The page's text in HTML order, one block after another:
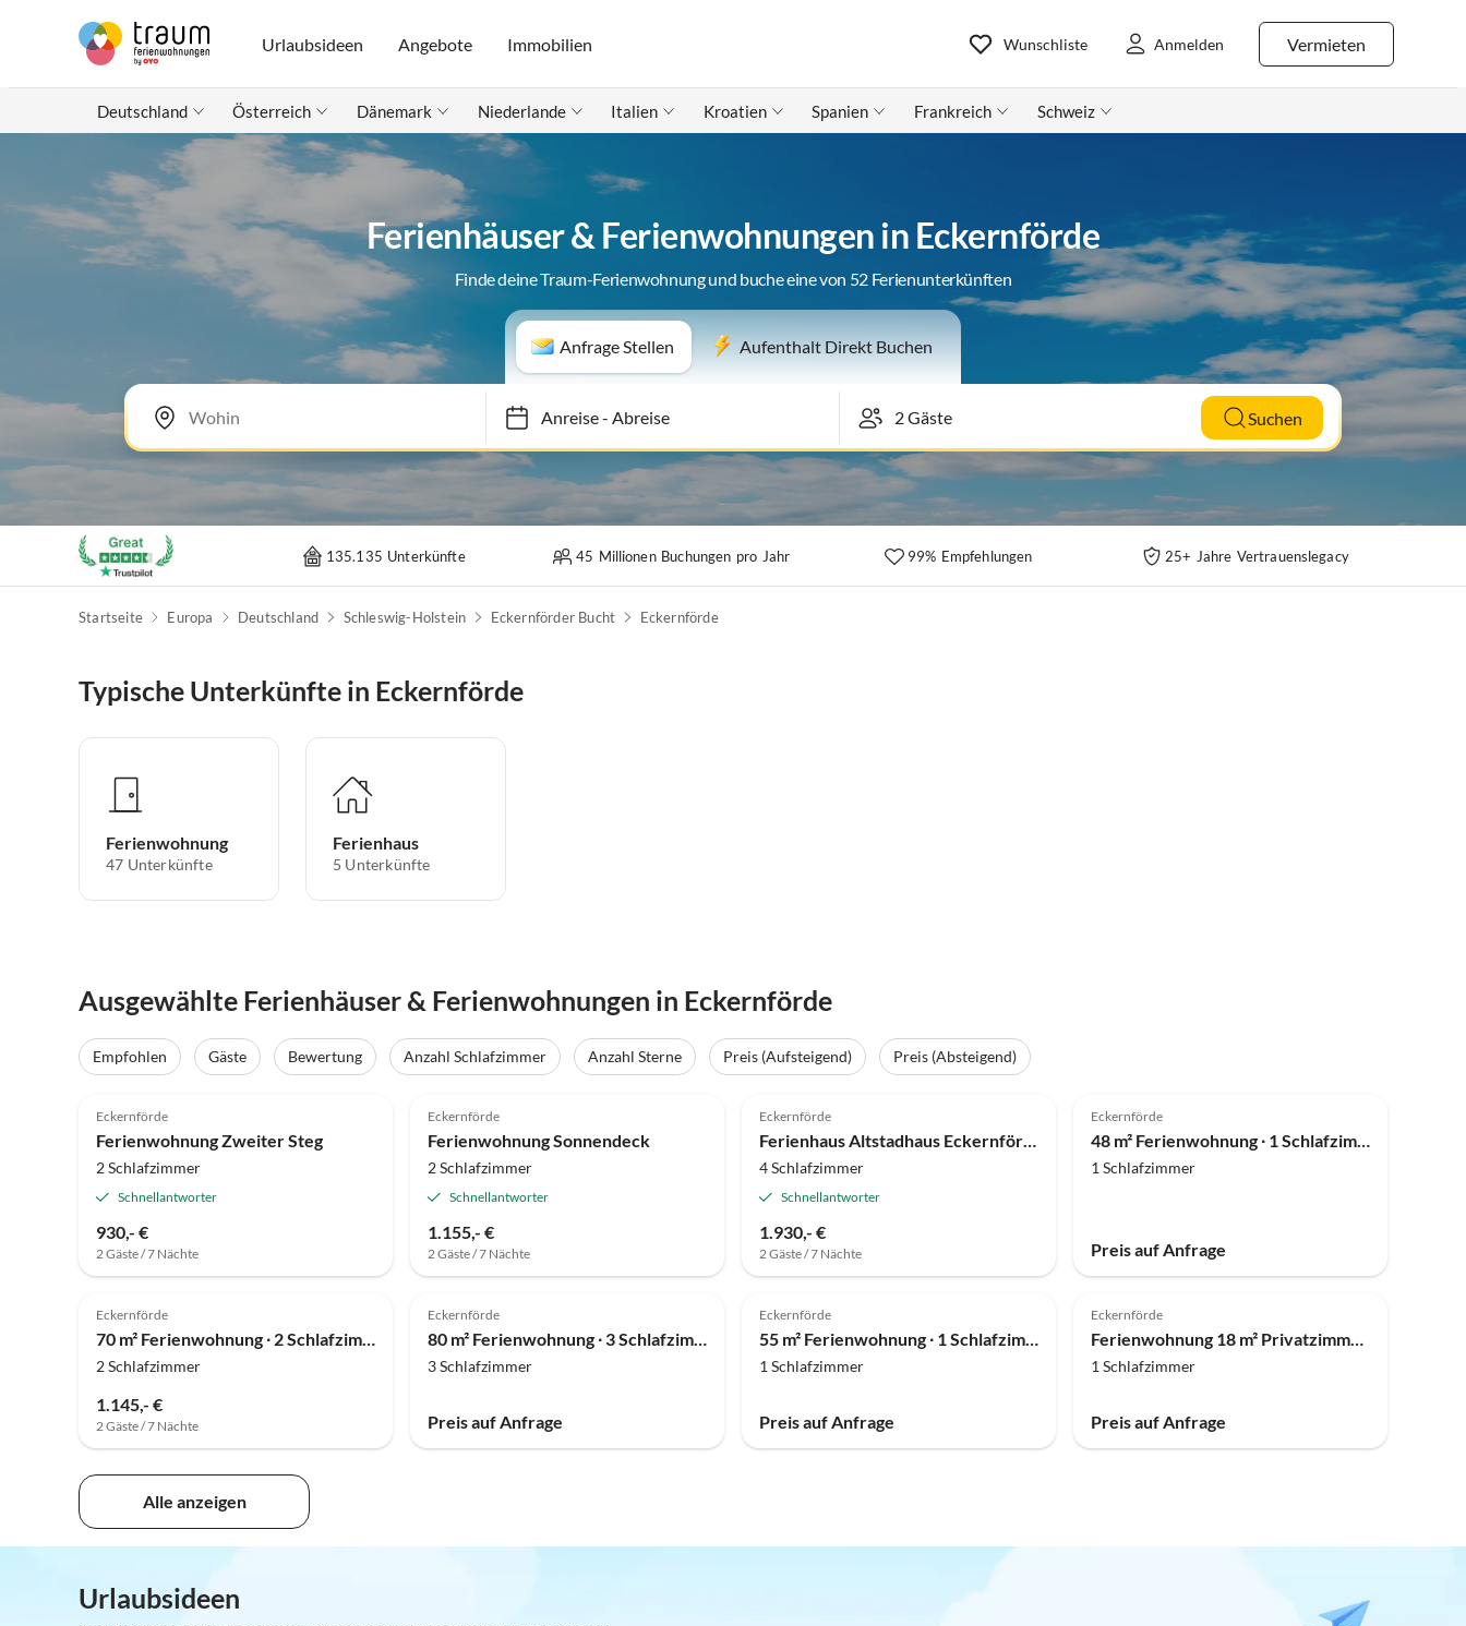
Urlaubsideen Angebote Immobilien Vermieten
Wunschliste Anmelden
Deutschland Österreich Dänemark Niederlande Italien Kroatien Spanien Frankreich Schweiz
Ferienhäuser & Ferienwohnungen in Eckernförde
Finde deine Traum-Ferienwohnung und buche eine von 52 Ferienunterkünften
Anfrage Stellen Aufenthalt Direkt Buchen
Anreise-Abreise Suchen
135.135 Unterkünfte 45 Millionen Buchungen pro Jahr 99% Empfehlungen 25+ Jahre Vertrauenslegacy
Startseite Europa Deutschland Schleswig-Holstein Eckernförder Bucht Eckernförde
Typische Unterkünfte in Eckernförde
Ferienwohnung
47 Unterkünfte
Ferienhaus
5 Unterkünfte
Ausgewählte Ferienhäuser & Ferienwohnungen in Eckernförde
Empfohlen Gäste Bewertung Anzahl Schlafzimmer Anzahl Sterne Preis (Aufsteigend)
Preis (Absteigend)
Eckernförde
Ferienwohnung Zweiter Steg
2 Schlafzimmer
Schnellantworter
930,- €
2 Gäste / 7 Nächte
Top-Inserat
Eckernförde
Ferienwohnung Sonnendeck
2 Schlafzimmer
Schnellantworter
1.155,- €
2 Gäste / 7 Nächte
Top-Inserat
Eckernförde
Ferienhaus Altstadhaus Eckernförde
4 Schlafzimmer
Schnellantworter
1.930,- €
2 Gäste / 7 Nächte
Eckernförde
48 m² Ferienwohnung ∙ 1 Schlafzimmer ∙ 2 Gäste
1 Schlafzimmer
Preis auf Anfrage
Eckernförde
70 m² Ferienwohnung ∙ 2 Schlafzimmer ∙ 4 Gäste
2 Schlafzimmer
1.145,- €
2 Gäste / 7 Nächte
Eckernförde
80 m² Ferienwohnung ∙ 3 Schlafzimmer ∙ 5 Gäste
3 Schlafzimmer
Preis auf Anfrage
Eckernförde
55 m² Ferienwohnung ∙ 1 Schlafzimmer ∙ 2 Gäste
1 Schlafzimmer
Preis auf Anfrage
Eckernförde
Ferienwohnung 18 m² Privatzimmer ∙ 1 Schlafzimmer ∙ 2 Gäste
1 Schlafzimmer
Preis auf Anfrage
Alle anzeigen
Urlaubsideen